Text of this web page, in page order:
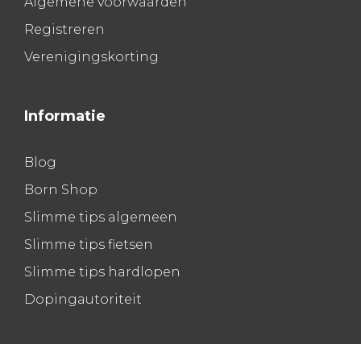
Registreren
Verenigingskorting
Informatie
Blog
Born Shop
Slimme tips algemeen
Slimme tips fietsen
Slimme tips hardlopen
Dopingautoriteit